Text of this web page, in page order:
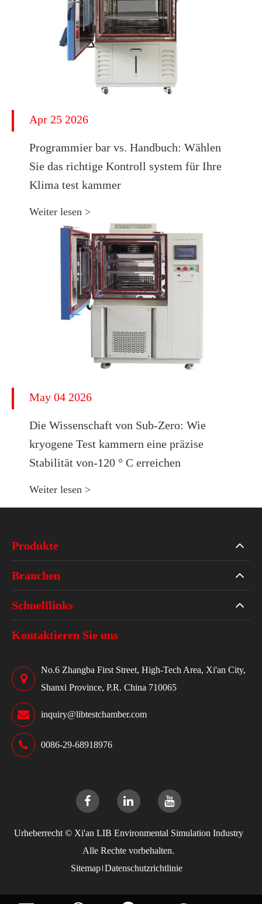
Apr 25 2026
Programmier bar vs. Handbuch: Wählen
Sie das richtige Kontroll system für Ihre
Klima test kammer
Weiter lesen >
May 04 2026
Die Wissenschaft von Sub-Zero: Wie
kryogene Test kammern eine präzise
Stabilität von-120 ° C erreichen
Weiter lesen >
Produkte
Branchen
Schnelllinks
Kontaktieren Sie uns
No.6 Zhangba First Street, High-Tech Area, Xi'an City,
Shanxi Province, P.R. China 710065
inquiry@libtestchamber.com
0086-29-68918976
Urheberrecht © Xi'an LIB Environmental Simulation Industry
Alle Rechte vorbehalten.
Sitemap Datenschutzrichtlinie